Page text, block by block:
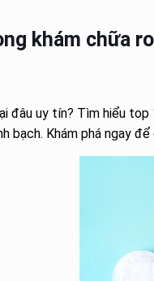
khám chữa
đâu uy tín? Tìm hiểu
bạch. Khám phá ngay